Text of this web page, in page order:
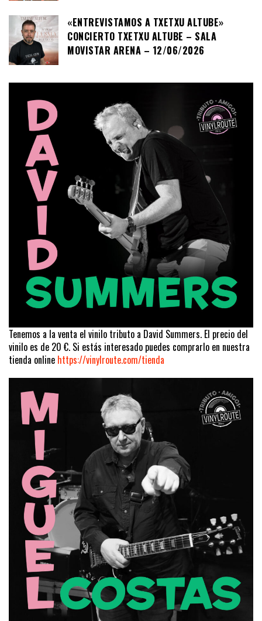
«ENTREVISTAMOS A TXETXU ALTUBE»
CONCIERTO TXETXU ALTUBE – SALA
MOVISTAR ARENA – 12/06/2026
Tenemos a la venta el vinilo tributo a David Summers. El precio del
vinilo es de 20 €. Si estás interesado puedes comprarlo en nuestra
tienda online https://vinylroute.com/tienda